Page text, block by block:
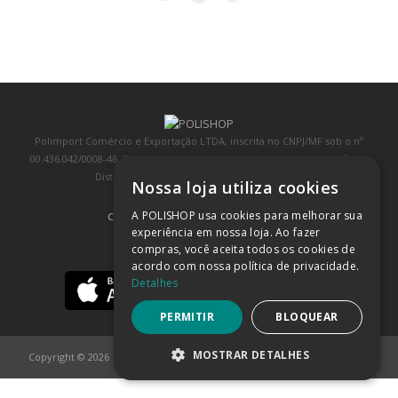
Polimport Comércio e Exportação LTDA, inscrita no CNPJ/MF sob o nº
00.436.042/0008-46, IE 407.458.707.103, com sede na Rua Kanebo, nº 175,
Distrito Industrial, Jundiaí/SP, CEP: 13213-090
COMPRA 100% SEGURA (SAIBA MAIS)
BAIXE NOSSO APP
Copyright © 2026
Nossa loja utiliza cookies
A POLISHOP usa cookies para melhorar sua
experiência em nossa loja. Ao fazer
compras, você aceita todos os cookies de
acordo com nossa política de privacidade.
Detalhes
PERMITIR BLOQUEAR
MOSTRAR DETALHES
ESTRITAMENTE NECESSÁRIOS